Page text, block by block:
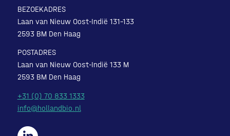
BEZOEKADRES
Laan van Nieuw Oost-Indië 131-133
2593 BM Den Haag
POSTADRES
Laan van Nieuw Oost-Indië 133 M
2593 BM Den Haag
+31 (0) 70 833 1333
info@hollandbio.nl